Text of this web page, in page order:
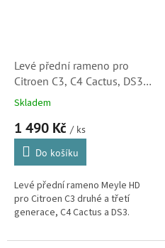
Levé přední rameno pro
Citroen C3, C4 Cactus, DS3
(9803286580,
Skladem
1 490 Kč / ks
Do košíku
Levé přední rameno Meyle HD
pro Citroen C3 druhé a třetí
generace, C4 Cactus a DS3.